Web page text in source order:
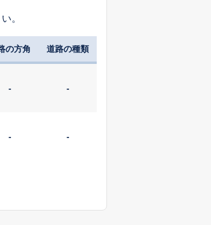
。
の方角 道路の種類
- -
- -